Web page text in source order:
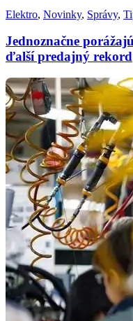
Elektro, Novinky, Správy,
Jednoznačne
ďalší predajný rekord